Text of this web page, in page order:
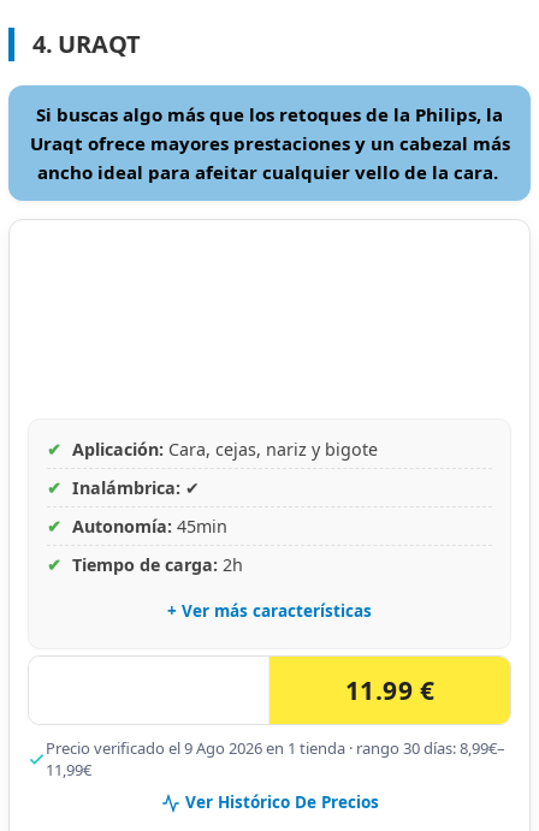
4. URAQT
Si buscas algo más que los retoques de la Philips, la
Uraqt ofrece mayores prestaciones y un cabezal más
ancho ideal para afeitar cualquier vello de la cara.
✔ Aplicación: Cara, cejas, nariz y bigote
✔ Inalámbrica: ✔
✔ Autonomía: 45min
✔ Tiempo de carga: 2h
+ Ver más características
11.99 €
Precio verificado el 9 Ago 2026 en 1 tienda · rango 30 días: 8,99€–
11,99€
Ver Histórico De Precios